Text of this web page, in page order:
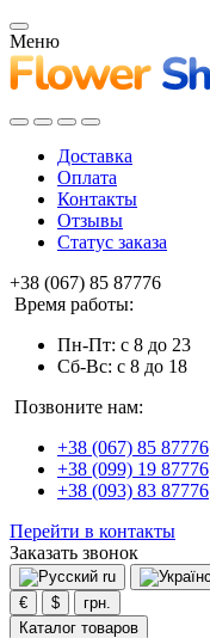
Меню
Доставка
Оплата
Контакты
Отзывы
Статус заказа
+38 (067) 85 87776
Время работы:
Пн-Пт: с 8 до 23
Сб-Вс: с 8 до 18
Позвоните нам:
+38 (067) 85 87776
+38 (099) 19 87776
+38 (093) 83 87776
Перейти в контакты
Заказать звонок
ru
€
$
грн.
Каталог товаров